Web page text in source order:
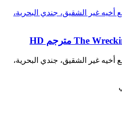
أخيه غير الشقيق، جندي البحرية،
أخيه غير الشقيق، جندي البحرية،